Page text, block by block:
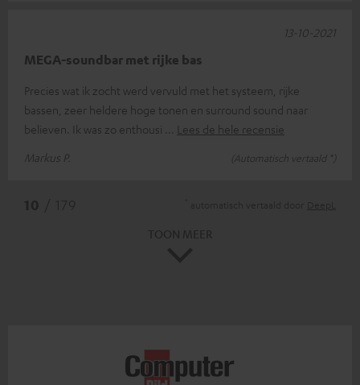
MEGA-soundbar met rijke bas
Precies wat ik zocht werd vervuld met het systeem, rijke
bassen, zeer heldere hoge tonen en surround sound naar
believen. Ik was zo enthousi
Lees de hele recensie
Markus P.
(Automatisch vertaald *)
13-10-2021